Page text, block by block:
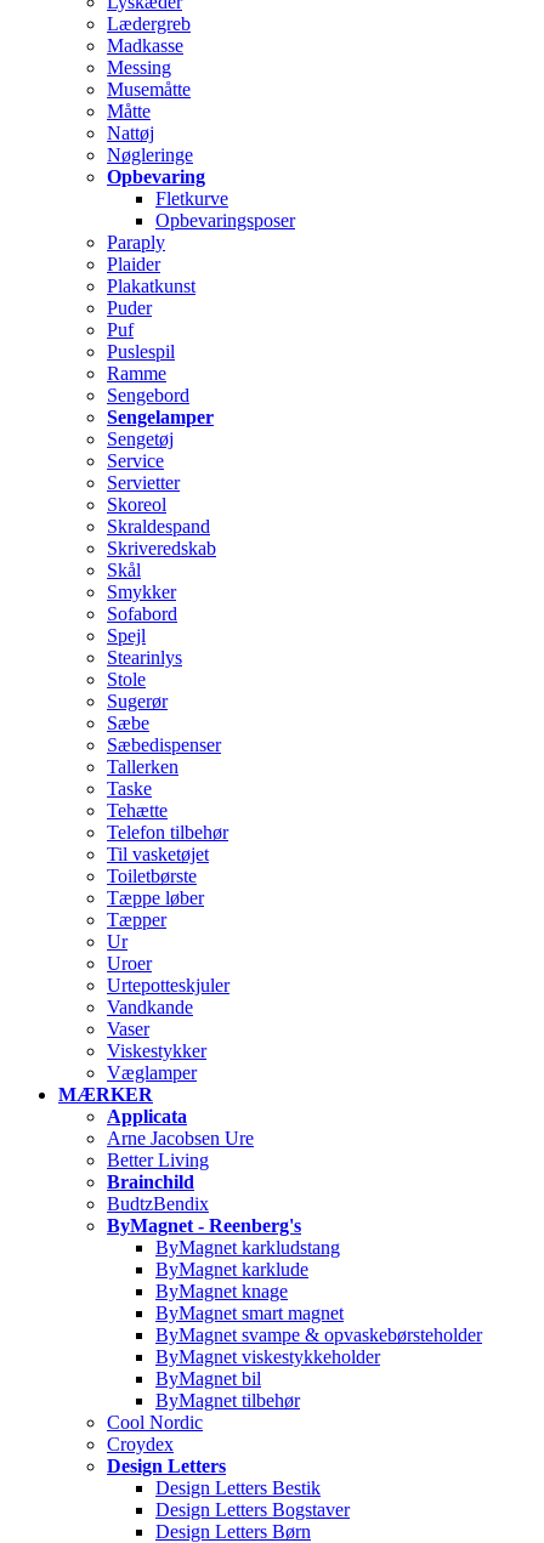
Lædergreb
Madkasse
Messing
Musemåtte
Måtte
Nattøj
Nøgleringe
Opbevaring
Fletkurve
Opbevaringsposer
Paraply
Plaider
Plakatkunst
Puder
Puf
Puslespil
Ramme
Sengebord
Sengelamper
Sengetøj
Service
Servietter
Skoreol
Skraldespand
Skriveredskab
Skål
Smykker
Sofabord
Spejl
Stearinlys
Stole
Sugerør
Sæbe
Sæbedispenser
Tallerken
Taske
Tehætte
Telefon tilbehør
Til vasketøjet
Toiletbørste
Tæppe løber
Tæpper
Ur
Uroer
Urtepotteskjuler
Vandkande
Vaser
Viskestykker
Væglamper
MÆRKER
Applicata
Arne Jacobsen Ure
Better Living
Brainchild
BudtzBendix
ByMagnet - Reenberg's
ByMagnet karkludstang
ByMagnet karklude
ByMagnet knage
ByMagnet smart magnet
ByMagnet svampe & opvaskebørsteholder
ByMagnet viskestykkeholder
ByMagnet bil
ByMagnet tilbehør
Cool Nordic
Croydex
Design Letters
Design Letters Bestik
Design Letters Bogstaver
Design Letters Børn